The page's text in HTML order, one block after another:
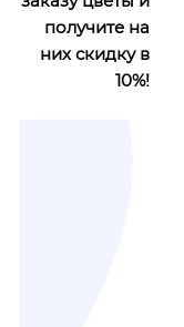
получите на
них скидку в
10%!